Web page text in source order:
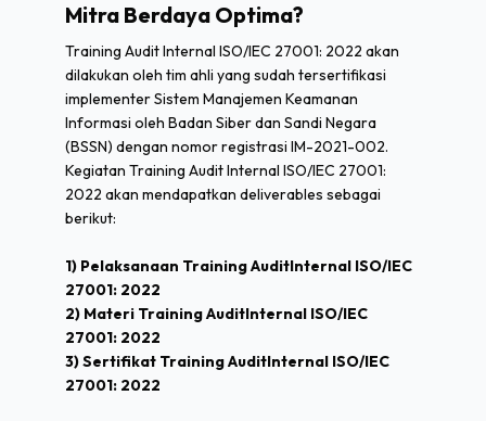
Mitra Berdaya Optima?
Training Audit Internal ISO/IEC 27001: 2022 akan
dilakukan oleh tim ahli yang sudah tersertifikasi
implementer Sistem Manajemen Keamanan
Informasi oleh Badan Siber dan Sandi Negara
(BSSN) dengan nomor registrasi IM-2021-002.
Kegiatan Training Audit Internal ISO/IEC 27001:
2022 akan mendapatkan deliverables sebagai
berikut:
1) Pelaksanaan Training AuditInternal ISO/IEC
27001: 2022
2) Materi Training AuditInternal ISO/IEC
27001: 2022
3) Sertifikat Training AuditInternal ISO/IEC
27001: 2022